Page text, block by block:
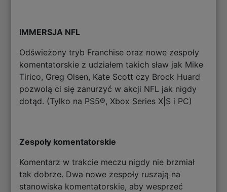
IMMERSJA NFL
Odświeżony tryb Franchise oraz nowe zespoły
komentatorskie z udziałem takich sław jak Mike
Tirico, Greg Olsen, Kate Scott czy Brock Huard
pozwolą ci się zanurzyć w akcji NFL jak nigdy
dotąd. (Tylko na PS5®, Xbox Series X|S i PC)
Zespoły komentatorskie
Komentarz w trakcie meczu nigdy nie brzmiał
tak dobrze. Dwa nowe zespoły ruszają na
stanowiska komentatorskie, aby wesprzeć